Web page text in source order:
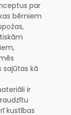
par
bērniem
sajūtas kā
ir
kustības